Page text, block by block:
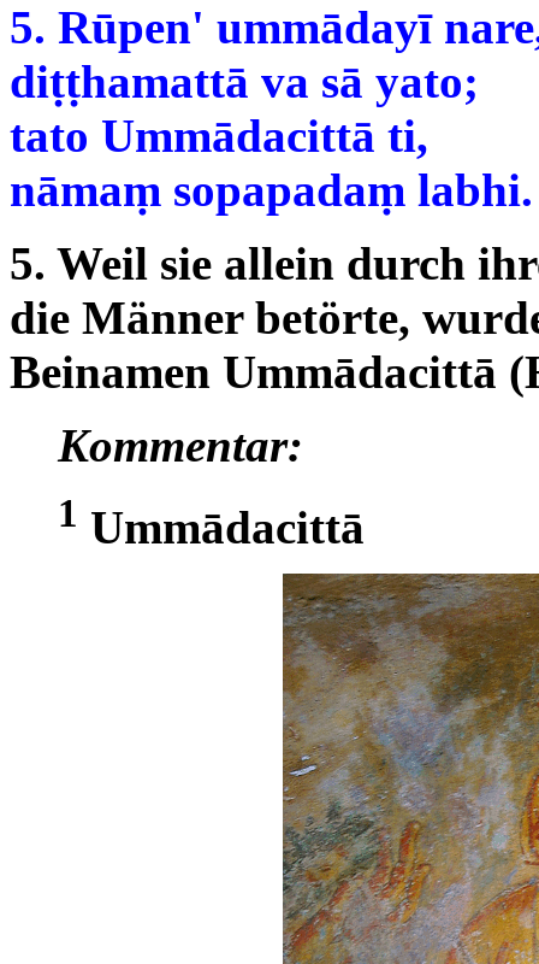
5. Rūpen' ummādayī
diṭṭhamattā va sā yato;
tato Ummādacittā ti,
nāmaṃ sopapadaṃ labhi.
5. Weil sie allein durch
die Männer betörte,
Beinamen Ummādacittā
Kommentar:
1 Ummādacittā